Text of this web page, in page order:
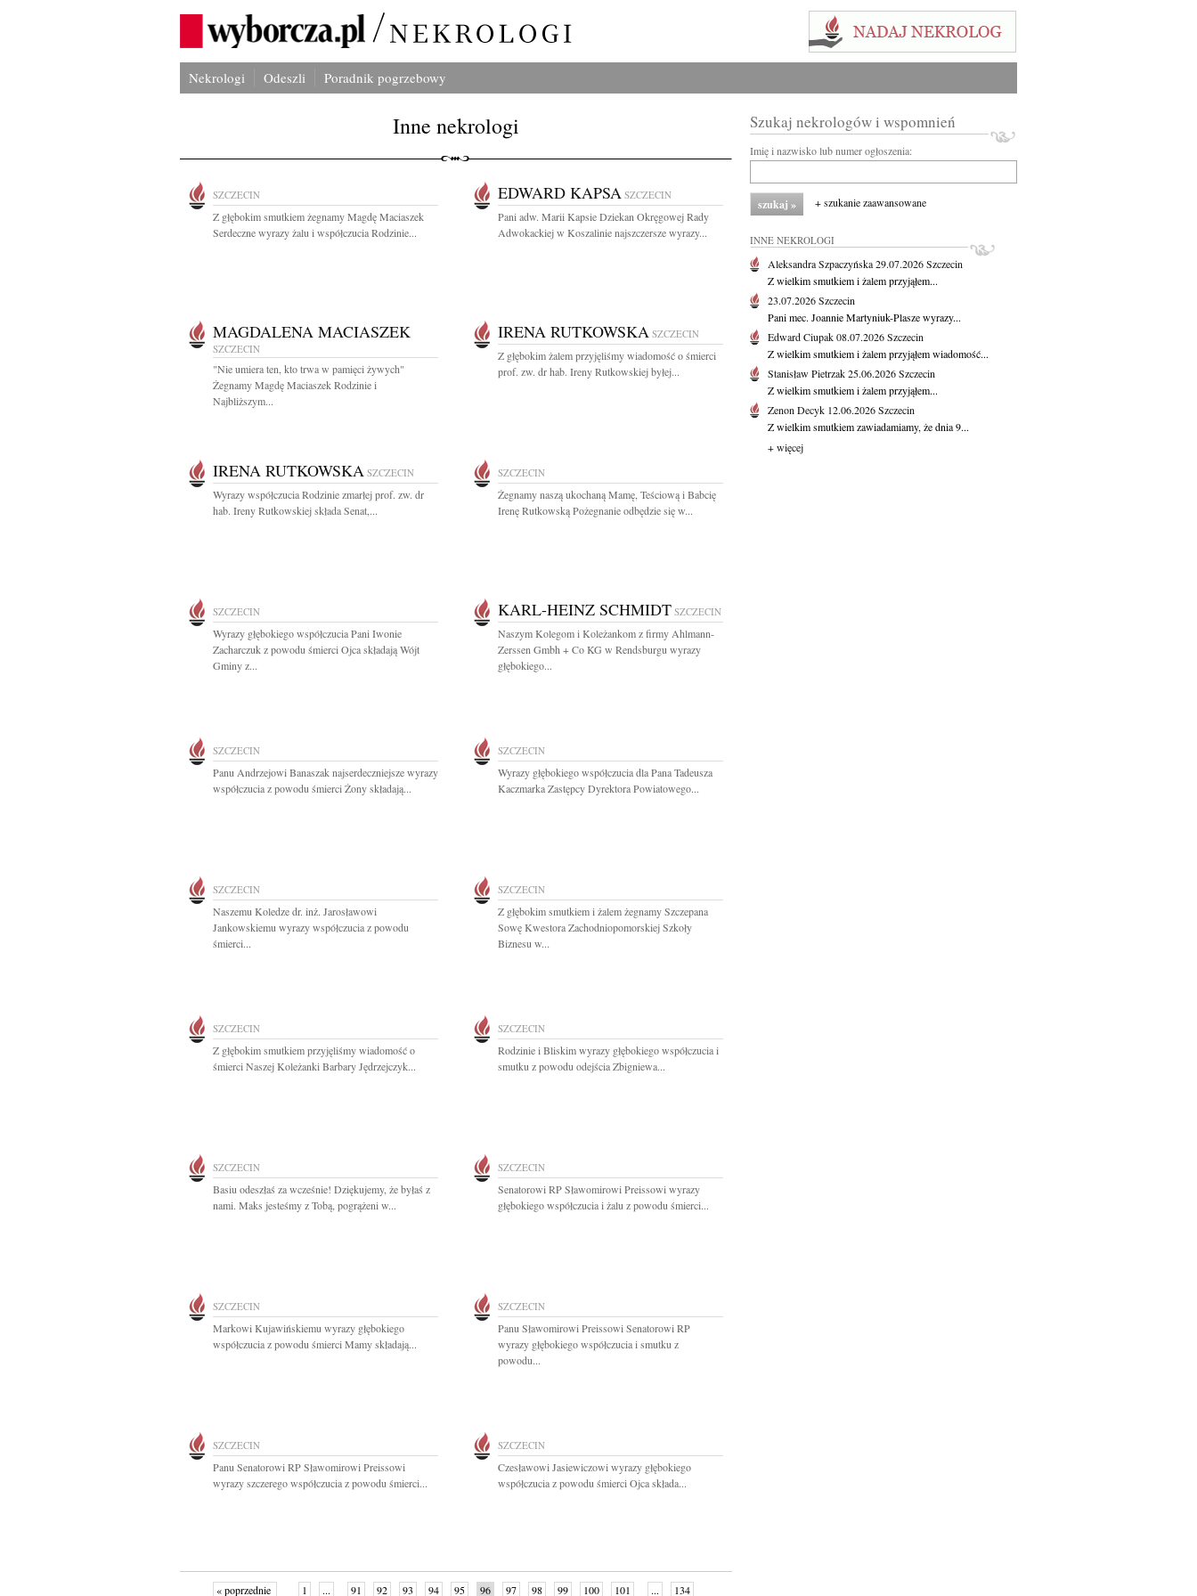
Nekrologi Odeszli Poradnik pogrzebowy
Inne nekrologi
SZCZECIN
Z głębokim smutkiem żegnamy Magdę Maciaszek
Serdeczne wyrazy żalu i współczucia Rodzinie...
EDWARD KAPSA SZCZECIN
Pani adw. Marii Kapsie Dziekan Okręgowej Rady
Adwokackiej w Koszalinie najszczersze wyrazy...
MAGDALENA MACIASZEK
SZCZECIN
"Nie umiera ten, kto trwa w pamięci żywych"
Żegnamy Magdę Maciaszek Rodzinie i
Najbliższym...
IRENA RUTKOWSKA SZCZECIN
Z głębokim żalem przyjęliśmy wiadomość o śmierci
prof. zw. dr hab. Ireny Rutkowskiej byłej...
IRENA RUTKOWSKA SZCZECIN
Wyrazy współczucia Rodzinie zmarłej prof. zw. dr
hab. Ireny Rutkowskiej składa Senat,...
SZCZECIN
Żegnamy naszą ukochaną Mamę, Teściową i Babcię
Irenę Rutkowską Pożegnanie odbędzie się w...
SZCZECIN
Wyrazy głębokiego współczucia Pani Iwonie
Zacharczuk z powodu śmierci Ojca składają Wójt
Gminy z...
KARL-HEINZ SCHMIDT SZCZECIN
Naszym Kolegom i Koleżankom z firmy Ahlmann-
Zerssen Gmbh + Co KG w Rendsburgu wyrazy
głębokiego...
SZCZECIN
Panu Andrzejowi Banaszak najserdeczniejsze wyrazy
współczucia z powodu śmierci Żony składają...
SZCZECIN
Wyrazy głębokiego współczucia dla Pana Tadeusza
Kaczmarka Zastępcy Dyrektora Powiatowego...
SZCZECIN
Naszemu Koledze dr. inż. Jarosławowi
Jankowskiemu wyrazy współczucia z powodu
śmierci...
SZCZECIN
Z głębokim smutkiem i żalem żegnamy Szczepana
Sowę Kwestora Zachodniopomorskiej Szkoły
Biznesu w...
SZCZECIN
Z głębokim smutkiem przyjęliśmy wiadomość o
śmierci Naszej Koleżanki Barbary Jędrzejczyk...
SZCZECIN
Rodzinie i Bliskim wyrazy głębokiego współczucia i
smutku z powodu odejścia Zbigniewa...
SZCZECIN
Basiu odeszłaś za wcześnie! Dziękujemy, że byłaś z
nami. Maks jesteśmy z Tobą, pogrążeni w...
SZCZECIN
Senatorowi RP Sławomirowi Preissowi wyrazy
głębokiego współczucia i żalu z powodu śmierci...
SZCZECIN
Markowi Kujawińskiemu wyrazy głębokiego
współczucia z powodu śmierci Mamy składają...
SZCZECIN
Panu Sławomirowi Preissowi Senatorowi RP
wyrazy głębokiego współczucia i smutku z
powodu...
SZCZECIN
Panu Senatorowi RP Sławomirowi Preissowi
wyrazy szczerego współczucia z powodu śmierci...
SZCZECIN
Czesławowi Jasiewiczowi wyrazy głębokiego
współczucia z powodu śmierci Ojca składa...
« poprzednie 1 ... 91 92 93 94 95 96 97 98 99 100 101 ... 134
Szukaj nekrologów i wspomnień
Imię i nazwisko lub numer ogłoszenia:
+ szukanie zaawansowane
INNE NEKROLOGI
Aleksandra Szpaczyńska29.07.2026Szczecin
Z wielkim smutkiem i żalem przyjąłem...
23.07.2026Szczecin
Pani mec. Joannie Martyniuk-Plasze wyrazy...
Edward Ciupak08.07.2026Szczecin
Z wielkim smutkiem i żalem przyjąłem wiadomość...
Stanisław Pietrzak25.06.2026Szczecin
Z wielkim smutkiem i żalem przyjąłem...
Zenon Decyk 12.06.2026Szczecin
Z wielkim smutkiem zawiadamiamy, że dnia 9...
+ więcej